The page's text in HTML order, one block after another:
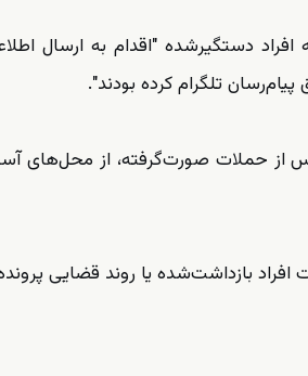
که افراد دستگیرشده "اقدام به ارسال
تلگرام کرده بودند".
از حملات صورت‌گرفته، از محل‌های
بازداشت‌شده یا روند قضایی